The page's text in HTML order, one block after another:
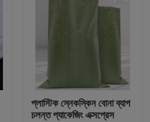
প্লাস্টিক স্নেকস্কিন বোনা ব্যাগ
চলন্ত প্যাকেজিং এক্সপ্রেস